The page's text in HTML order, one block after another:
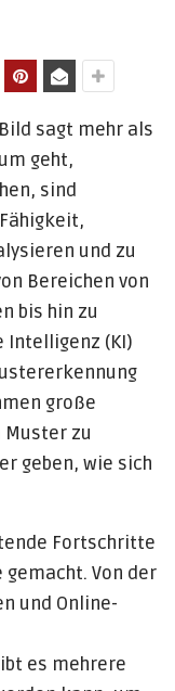
sagt mehr als
geht,
sind
und zu
Bereichen von
bis hin zu
(KI)
große
Muster zu
geben, wie sich
Fortschritte
Von der
und Online-
es mehrere